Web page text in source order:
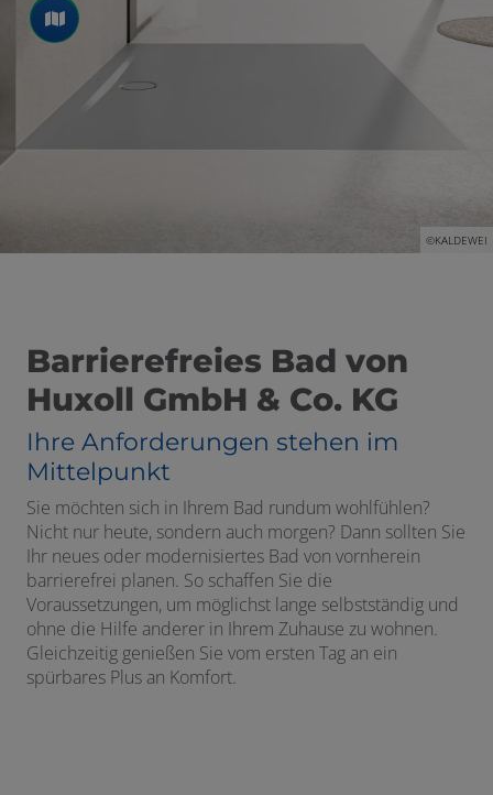
©KALDEWEI
Barrierefreies Bad von
Huxoll GmbH & Co. KG
Ihre Anforderungen stehen im
Mittelpunkt
Sie möchten sich in Ihrem Bad rundum wohlfühlen?
Nicht nur heute, sondern auch morgen? Dann sollten Sie
Ihr neues oder modernisiertes Bad von vornherein
barrierefrei planen. So schaffen Sie die
Voraussetzungen, um möglichst lange selbstständig und
ohne die Hilfe anderer in Ihrem Zuhause zu wohnen.
Gleichzeitig genießen Sie vom ersten Tag an ein
spürbares Plus an Komfort.
und schließen